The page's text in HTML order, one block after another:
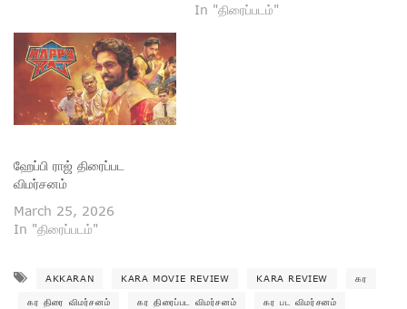
In "திரைப்படம்"
ஹேப்பி ராஜ் திரைப்பட
விமர்சனம்
March 25, 2026
In "திரைப்படம்"
AKKARAN KARA MOVIE REVIEW KARA REVIEW கர
கர திரை விமர்சனம் கர திரைப்பட விமர்சனம் கர பட விமர்சனம்